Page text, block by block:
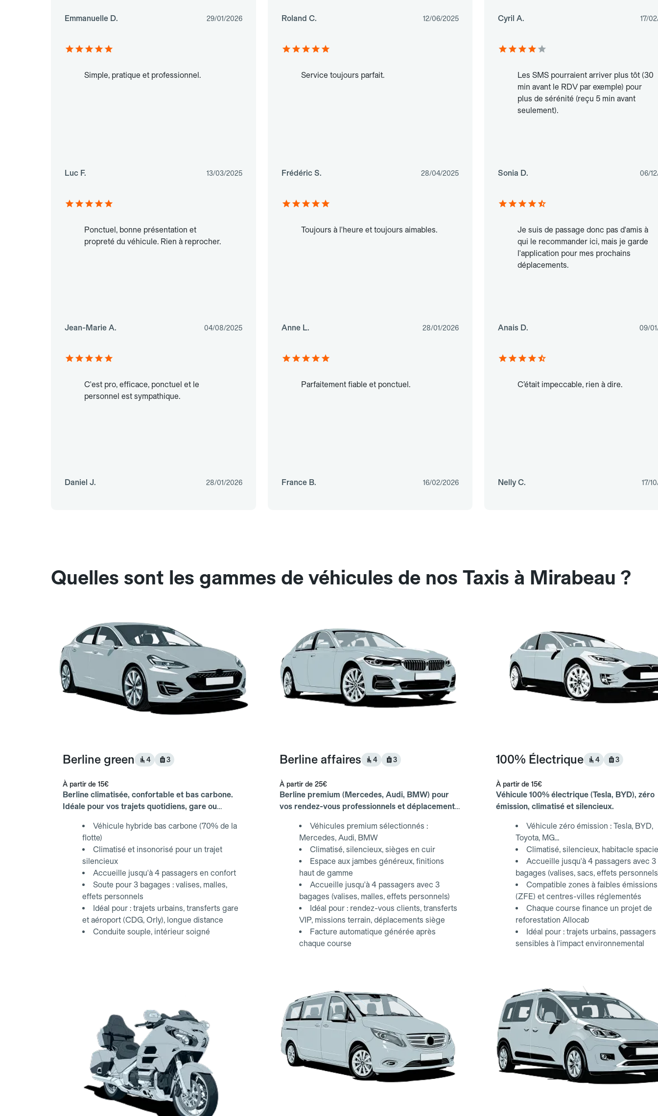
Emmanuelle D. 29/01/2026 Roland C. 12/06/2025 Cyril A. 17/
Simple, pratique et professionnel.
Luc F. 13/03/2025
Service toujours parfait.
Frédéric S. 28/04/2025
Les SMS pourraient arriver plus tôt (30
min avant le RDV par exemple) pour
plus de sérénité (reçu 5 min avant
seulement).
Sonia D. 06/
Ponctuel, bonne présentation et
propreté du véhicule. Rien à reprocher.
Jean-Marie A. 04/08/2025
Toujours à l'heure et toujours aimables.
Anne L. 28/01/2026
Je suis de passage donc pas d'amis à
qui le recommander ici, mais je garde
l'application pour mes prochains
déplacements.
Anais D. 09/
C'est pro, efficace, ponctuel et le
personnel est sympathique.
Daniel J. 28/01/2026
Parfaitement fiable et ponctuel.
France B. 16/02/2026
C’était impeccable, rien à dire.
Nelly C. 17/
Quelles sont les gammes de véhicules de nos Taxis à Mirabeau ?
Berline green 4 3
À partir de 15€
Berline climatisée, confortable et bas carbone.
Idéale pour vos trajets quotidiens, gare ou
Véhicule hybride bas carbone (70% de la
flotte)
Climatisé et insonorisé pour un trajet
silencieux
Accueille jusqu'à 4 passagers en confort
Soute pour 3 bagages : valises, malles,
effets personnels
Idéal pour : trajets urbains, transferts gare
et aéroport (CDG, Orly), longue distance
Conduite souple, intérieur soigné
Berline affaires 4 3
À partir de 25€
Berline premium (Mercedes, Audi, BMW) pour
vos rendez-vous professionnels et déplacements
Véhicules premium sélectionnés :
Mercedes, Audi, BMW
Climatisé, silencieux, sièges en cuir
Espace aux jambes généreux, finitions
haut de gamme
Accueille jusqu'à 4 passagers avec 3
bagages (valises, malles, effets personnels)
Idéal pour : rendez-vous clients, transferts
VIP, missions terrain, déplacements siège
Facture automatique générée après
chaque course
100% Électrique 4 3
À partir de 15€
Véhicule 100% électrique (Tesla, BYD), zéro
émission, climatisé et silencieux.
Véhicule zéro émission : Tesla, BYD,
Toyota, MG...
Climatisé, silencieux, habitacle
Accueille jusqu'à 4 passagers avec 3
bagages (valises, sacs, effets
Compatible zones à faibles émissions
(ZFE) et centres-villes réglementés
Chaque course finance un projet de
reforestation Allocab
Idéal pour : trajets urbains, passagers
sensibles à l'impact environnemental